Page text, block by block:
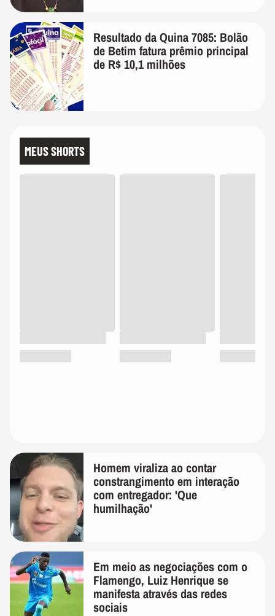
Resultado da Quina 7085: Bolão
de Betim fatura prêmio principal
de R$ 10,1 milhões
MEUS SHORTS
Homem viraliza ao contar
constrangimento em interação
com entregador: 'Que
humilhação'
Em meio as negociações com o
Flamengo, Luiz Henrique se
manifesta através das redes
sociais